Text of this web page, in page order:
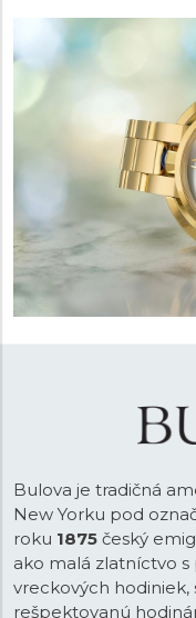
Bulova je tradičná
New Yorku pod
roku 1875 český
ako malá zlatníctvo
vreckových hodiniek,
rešpektovanú